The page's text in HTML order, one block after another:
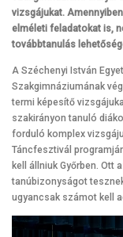
vizsgájukat.
elméleti feladatokat is,
továbbtanulás
A Széchenyi István
Szakgimnáziumának
termi képesítő
szakirányon tanuló
forduló komplex
Táncfesztivál
kell állniuk Győrben. Ott
tanúbizonyságot
ugyancsak számot kell